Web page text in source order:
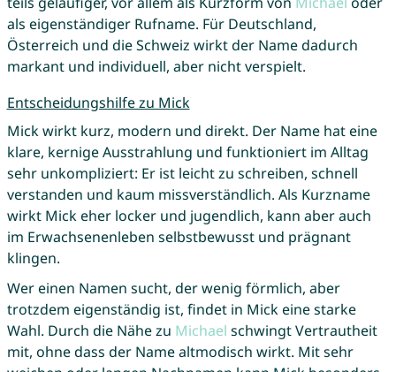
als eigenständiger Rufname. Für Deutschland,
Österreich und die Schweiz wirkt der Name dadurch
markant und individuell, aber nicht verspielt.
Entscheidungshilfe zu Mick
Mick wirkt kurz, modern und direkt. Der Name hat eine
klare, kernige Ausstrahlung und funktioniert im Alltag
sehr unkompliziert: Er ist leicht zu schreiben, schnell
verstanden und kaum missverständlich. Als Kurzname
wirkt Mick eher locker und jugendlich, kann aber auch
im Erwachsenenleben selbstbewusst und prägnant
klingen.
Wer einen Namen sucht, der wenig förmlich, aber
trotzdem eigenständig ist, findet in Mick eine starke
Wahl. Durch die Nähe zu Michael schwingt Vertrautheit
mit, ohne dass der Name altmodisch wirkt. Mit sehr